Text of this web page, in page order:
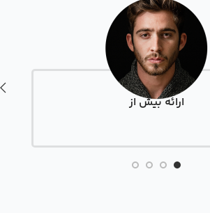
ارائه بیش از